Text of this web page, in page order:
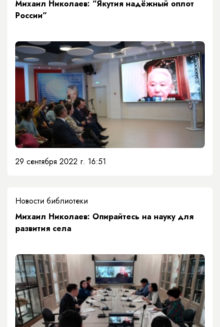
​Михаил Николаев: “Якутия надёжный оплот
России”
29 сентября 2022 г. 16:51
Новости библиотеки
​Михаил Николаев: Опирайтесь на науку для
развития села